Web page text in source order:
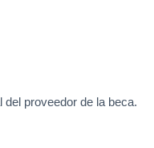
proveedor de la beca.